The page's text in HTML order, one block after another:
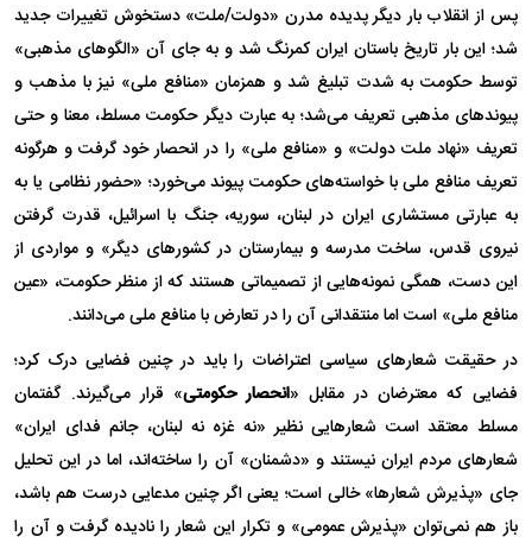
پس از انقلاب بار دیگر پدیده مدرن «دولت/ملت» دستخوش تغییرات جدید
شد؛ این بار تاریخ باستان ایران کمرنگ شد و به جای آن «الگوهای مذهبی»
توسط حکومت به شدت تبلیغ شد و همزمان «منافع ملی» نیز با مذهب و
پیوندهای مذهبی تعریف می‌شد؛ به عبارت دیگر حکومت مسلط، معنا و حتی
تعریف «نهاد ملت دولت» و «منافع ملی» را در انحصار خود گرفت و هرگونه
تعریف منافع ملی با خواسته‌های حکومت پیوند می‌خورد؛ «حضور نظامی یا به
به عبارتی مستشاری ایران در لبنان، سوریه، جنگ با اسرائیل، قدرت گرفتن
نیروی قدس، ساخت مدرسه و بیمارستان در کشورهای دیگر» و مواردی از
این دست، همگی نمونه‌هایی از تصمیماتی هستند که از منظر حکومت، «عین
منافع ملی» است اما منتقدانی آن را در تعارض با منافع ملی می‌دانند.
در حقیقت شعارهای سیاسی اعتراضات را باید در چنین فضایی درک کرد؛
فضایی که معترضان در مقابل «انحصار حکومتی» قرار می‌گیرند. گفتمان
مسلط معتقد است شعارهایی نظیر «نه غزه نه لبنان، جانم فدای ایران»
شعارهای مردم ایران نیستند و «دشمنان» آن را ساخته‌اند، اما در این تحلیل
جای «پذیرش شعارها» خالی است؛ یعنی اگر چنین مدعایی درست هم باشد،
باز هم نمی‌توان «پذیرش عمومی» و تکرار این شعار را نادیده گرفت و آن را